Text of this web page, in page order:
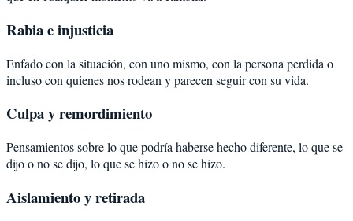
Rabia e injusticia
Enfado con la situación, con uno mismo, con la persona perdida o
incluso con quienes nos rodean y parecen seguir con su vida.
Culpa y remordimiento
Pensamientos sobre lo que podría haberse hecho diferente, lo que se
dijo o no se dijo, lo que se hizo o no se hizo.
Aislamiento y retirada